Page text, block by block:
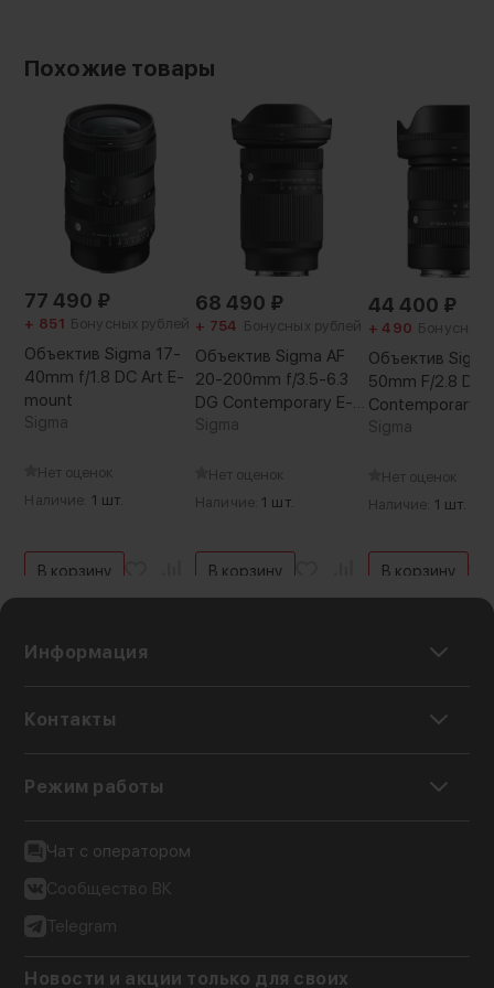
и живой природы
Быстрый и тихий
Современный STM мотор обеспечивает
мгновенную автофокусировку без шума. При
видеосъемке объект быстро обнаруживается
и отслеживается, что помогает создавать
плавные и качественные кадры.
сфокусироваться на лицо человека, даже
если объект быстро движется. В ручном
на 360° обеспечивая точную настройку
Похожие товары
77 490 ₽
+ 851 Бонусных рублей
Объектив Sigma 17-
40mm f/1.8 DC Art E-
mount
Sigma
Нет оценок
Наличие: 1 шт.
В корзину
68 490 ₽
+ 754 Бонусных рублей
Объектив Sigma AF
20-200mm f/3.5-6.3
DG Contemporary E-
mount
Sigma
Нет оценок
Наличие: 1 шт.
В корзину
44 400 ₽
+ 490 Бонусных
Объектив
50mm F/2.8 DC
Contemporary
Sigma
Нет оценок
Наличие: 1 шт.
В корзину
Информация
Контакты
Режим работы
Чат с оператором
Сообщество ВК
Telegram
Новости и акции только для своих